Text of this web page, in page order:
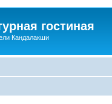
гостиная
Кандалакши